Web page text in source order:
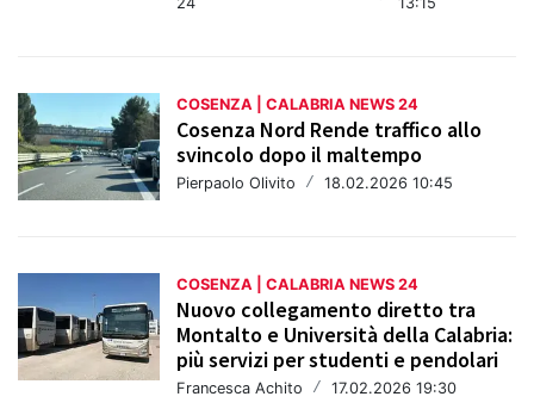
COSENZA | CALABRIA NEWS 24
Cosenza Nord Rende traffico allo
svincolo dopo il maltempo
Pierpaolo Olivito / 18.02.2026 10:45
COSENZA | CALABRIA NEWS 24
Nuovo collegamento diretto tra
Montalto e Università della Calabria:
più servizi per studenti e pendolari
Francesca Achito / 17.02.2026 19:30